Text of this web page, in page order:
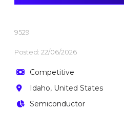
9529
Posted: 22/06/2026
Competitive
Idaho, United States
Semiconductor